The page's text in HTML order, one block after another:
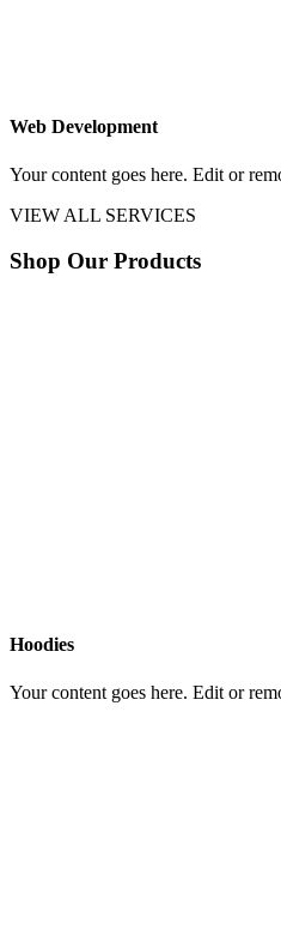
Web Development
Your content goes here. Edit or
VIEW ALL SERVICES
Shop Our Products
Hoodies
Your content goes here. Edit or